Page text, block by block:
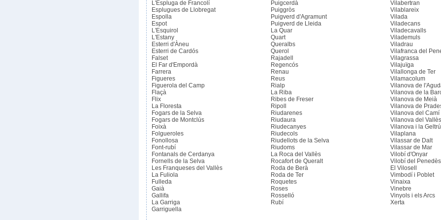
L'Espluga de Francolí
Esplugues de Llobregat
Espolla
Espot
L'Esquirol
L'Estany
Esterri d'Àneu
Esterri de Cardós
Falset
El Far d'Empordà
Farrera
Figueres
Figuerola del Camp
Flaçà
Flix
La Floresta
Fogars de la Selva
Fogars de Montclús
Foixà
Folgueroles
Fonollosa
Font-rubí
Fontanals de Cerdanya
Fornells de la Selva
Les Franqueses del Vallès
La Fuliola
Fulleda
Gaià
Gallifa
La Garriga
Garriguella
Puigcerdà
Puiggròs
Puigverd d'Agramunt
Puigverd de Lleida
La Quar
Quart
Queralbs
Querol
Rajadell
Regencós
Renau
Reus
Rialp
La Riba
Ribes de Freser
Ripoll
Riudarenes
Riudaura
Riudecanyes
Riudecols
Riudellots de la Selva
Riudoms
La Roca del Vallès
Rocafort de Queralt
Roda de Berà
Roda de Ter
Roquetes
Roses
Rosselló
Rubí
Vilabertran
Vilablareix
Vilada
Viladecans
Viladecavalls
Vilademuls
Viladrau
Vilafranca del
Vilagrassa
Vilajuïga
Vilallonga de Ter
Vilamacolum
Vilanova de
Vilanova de la
Vilanova de Meià
Vilanova de
Vilanova del Camí
Vilanova del Vallès
Vilanova i la Geltrú
Vilaplana
Vilassar de Dalt
Vilassar de Mar
Vilobí d'Onyar
Vilobí del Penedès
El Vilosell
Vimbodí i Poblet
Vinaixa
Vinebre
Vinyols i els Arcs
Xerta